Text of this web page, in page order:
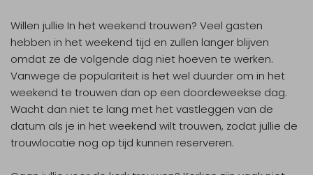
Willen jullie In het weekend trouwen? Veel gasten
hebben in het weekend tijd en zullen langer blijven
omdat ze de volgende dag niet hoeven te werken.
Vanwege de populariteit is het wel duurder om in het
weekend te trouwen dan op een doordeweekse dag.
Wacht dan niet te lang met het vastleggen van de
datum als je in het weekend wilt trouwen, zodat jullie de
trouwlocatie nog op tijd kunnen reserveren.